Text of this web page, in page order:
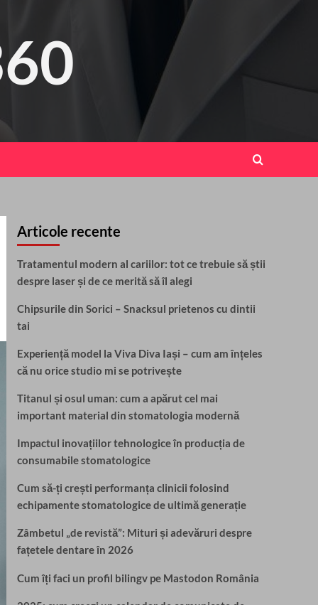
Articole recente
Tratamentul modern al cariilor: tot ce trebuie să știi
despre laser și de ce merită să îl alegi
Chipsurile din Sorici – Snacksul prietenos cu dintii
tai
Experiență model la Viva Diva Iași – cum am înțeles
că nu orice studio mi se potrivește
Titanul și osul uman: cum a apărut cel mai
important material din stomatologia modernă
Impactul inovațiilor tehnologice în producția de
consumabile stomatologice
Cum să-ți crești performanța clinicii folosind
echipamente stomatologice de ultimă generație
Zâmbetul „de revistă”: Mituri și adevăruri despre
fațetele dentare în 2026
Cum îți faci un profil bilingv pe Mastodon România